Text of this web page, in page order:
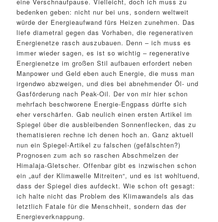
eine Verschnaufpause. Vielleicht, doch ich muss zu
bedenken geben: nicht nur bei uns, sondern weltweit
würde der Energieaufwand fürs Heizen zunehmen. Das
liefe diametral gegen das Vorhaben, die regenerativen
Energienetze rasch auszubauen. Denn – ich muss es
immer wieder sagen, es ist so wichtig – regenerative
Energienetze im großen Stil aufbauen erfordert neben
Manpower und Geld eben auch Energie, die muss man
irgendwo abzweigen, und dies bei abnehmender Öl- und
Gasförderung nach Peak-Oil. Der von mir hier schon
mehrfach beschworene Energie-Engpass dürfte sich
eher verschärfen. Gab neulich einen ersten Artikel im
Spiegel über die ausbleibenden Sonnenflecken, das zu
thematisieren rechne ich denen hoch an. Ganz aktuell
nun ein Spiegel-Artikel zu falschen (gefälschten?)
Prognosen zum ach so raschen Abschmelzen der
Himalaja-Gletscher. Offenbar gibt es inzwischen schon
ein „auf der Klimawelle Mitreiten“, und es ist wohltuend,
dass der Spiegel dies aufdeckt. Wie schon oft gesagt:
ich halte nicht das Problem des Klimawandels als das
letztlich Fatale für die Menschheit, sondern das der
Energieverknappung.